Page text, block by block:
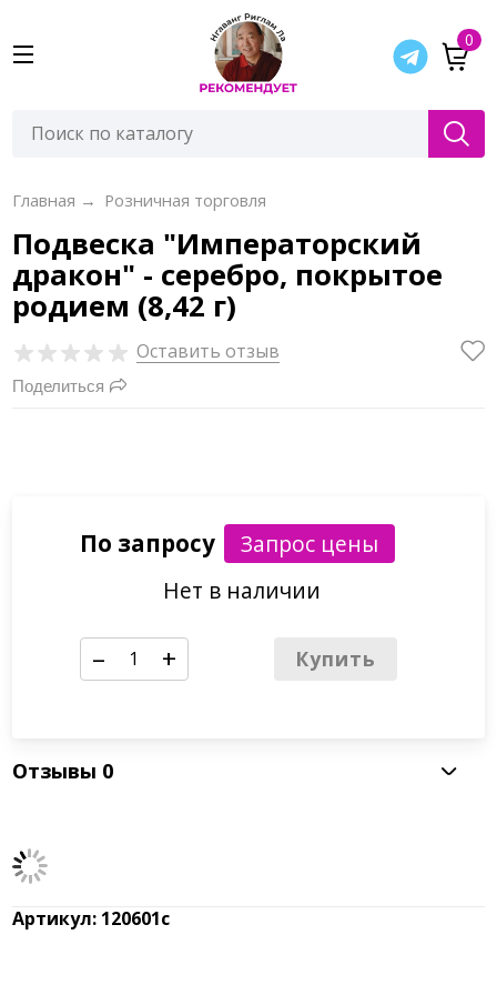
0
Главная → Розничная торговля
Подвеска "Императорский
дракон" - серебро, покрытое
родием (8,42 г)
Оставить отзыв
Поделиться
По запросу
Нет в наличии
– + Купить
Отзывы 0
Артикул: 120601с